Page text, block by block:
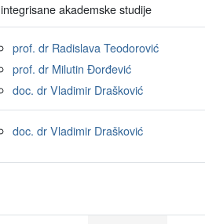
integrisane akademske studije
prof. dr Radislava Teodorović
prof. dr Milutin Đorđević
doc. dr Vladimir Drašković
doc. dr Vladimir Drašković